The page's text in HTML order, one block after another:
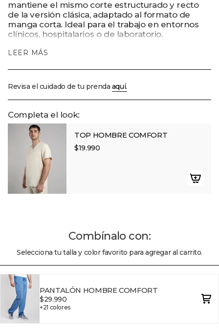
carrito",
"decrease"=>"Disminuir
cantidad
para
product
de
quantity
}}",
"minimum_of"=>"Mínimo
quantity
"maximum_of"=>"Máximo
mantiene el mismo corte estructurado y recto
de la versión clásica, adaptado al formato de
manga corta. Ideal para el trabajo en entornos
clínicos, hospitalarios o de laboratorio.
Características:
•3 bolsillos funcionales.
•Tela de algodón.
• Composición: 65% Poliéster reciclado / 35%
Comodidad, durabilidad y diseño inteligente
para profesionales que no se detienen.
LEER MÁS
Revisa el cuidado de tu prenda aquí.
Completa el look:
TOP HOMBRE COMFORT
$19.990
Combínalo con:
Selecciona tu talla y color favorito para agregar al carrito.
PANTALÓN HOMBRE COMFORT
$29.990
+21 colores